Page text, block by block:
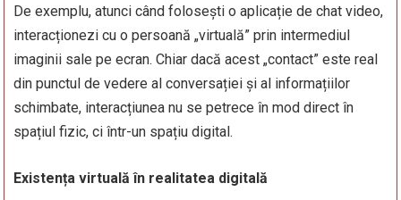
De exemplu, atunci când folosești o aplicație de chat video,
interacționezi cu o persoană „virtuală” prin intermediul
imaginii sale pe ecran. Chiar dacă acest „contact” este real
din punctul de vedere al conversației și al informațiilor
schimbate, interacțiunea nu se petrece în mod direct în
spațiul fizic, ci într-un spațiu digital.
Existența virtuală în realitatea digitală